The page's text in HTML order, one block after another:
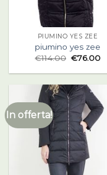
PIUMINO YES ZEE
piumino yes zee
€114.00 €76.00
In offerta!